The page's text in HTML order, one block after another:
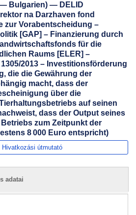
Bulgarien) — DELID
na Darzhaven fond
zur Vorabentscheidung –
[GAP] – Finanzierung durch
für die
Raums [ELER] –
2013 – Investitionsförderung
die die Gewährung der
macht, dass der
über die
auf seinen
dass der Output seines
zum Zeitpunkt der
8 000 Euro entspricht)
Hivatkozási útmutató
adatai